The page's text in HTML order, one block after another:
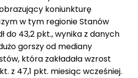
koniunkturę
w tym regionie Stanów
do 43,2 pkt., wynika z danych
gorszy od mediany
która zakładała wzrost
z 47,1 pkt. miesiąc wcześniej.